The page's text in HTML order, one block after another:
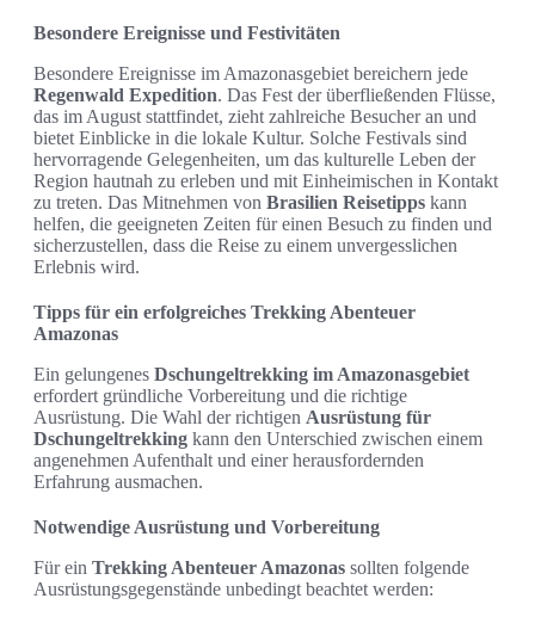
Besondere Ereignisse und Festivitäten
Besondere Ereignisse im Amazonasgebiet bereichern jede
Regenwald Expedition. Das Fest der überfließenden Flüsse,
das im August stattfindet, zieht zahlreiche Besucher an und
bietet Einblicke in die lokale Kultur. Solche Festivals sind
hervorragende Gelegenheiten, um das kulturelle Leben der
Region hautnah zu erleben und mit Einheimischen in Kontakt
zu treten. Das Mitnehmen von Brasilien Reisetipps kann
helfen, die geeigneten Zeiten für einen Besuch zu finden und
sicherzustellen, dass die Reise zu einem unvergesslichen
Erlebnis wird.
Tipps für ein erfolgreiches Trekking Abenteuer
Amazonas
Ein gelungenes Dschungeltrekking im Amazonasgebiet
erfordert gründliche Vorbereitung und die richtige
Ausrüstung. Die Wahl der richtigen Ausrüstung für
Dschungeltrekking kann den Unterschied zwischen einem
angenehmen Aufenthalt und einer herausfordernden
Erfahrung ausmachen.
Notwendige Ausrüstung und Vorbereitung
Für ein Trekking Abenteuer Amazonas sollten folgende
Ausrüstungsgegenstände unbedingt beachtet werden: